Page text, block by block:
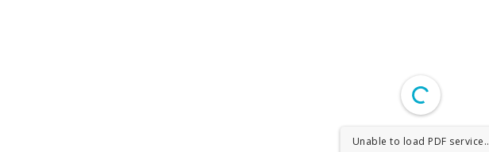
Unable to load PDF service..